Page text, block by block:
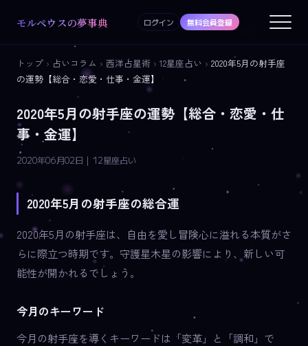
モルペウスの夢事典 ログイン 無料会員登録
トップ › 占いコラム › 西洋占星術 › 12星座占い › 2020年5月の射手座
の運勢【総合・恋愛・仕事・金運】
2020年5月の射手座の運勢【総合・恋愛・仕
事・金運】
2020年06月02日 | 12星座占い
2020年5月の射手座の総合運
2020年5月の射手座は、自由を愛し冒険心に溢れる本質がさ
らに際立つ時期です。守護星木星の影響により、新しい可
能性が開かれるでしょう。
今月のキーワード
今月の射手座を導くキーワードは「変革」と「調和」で